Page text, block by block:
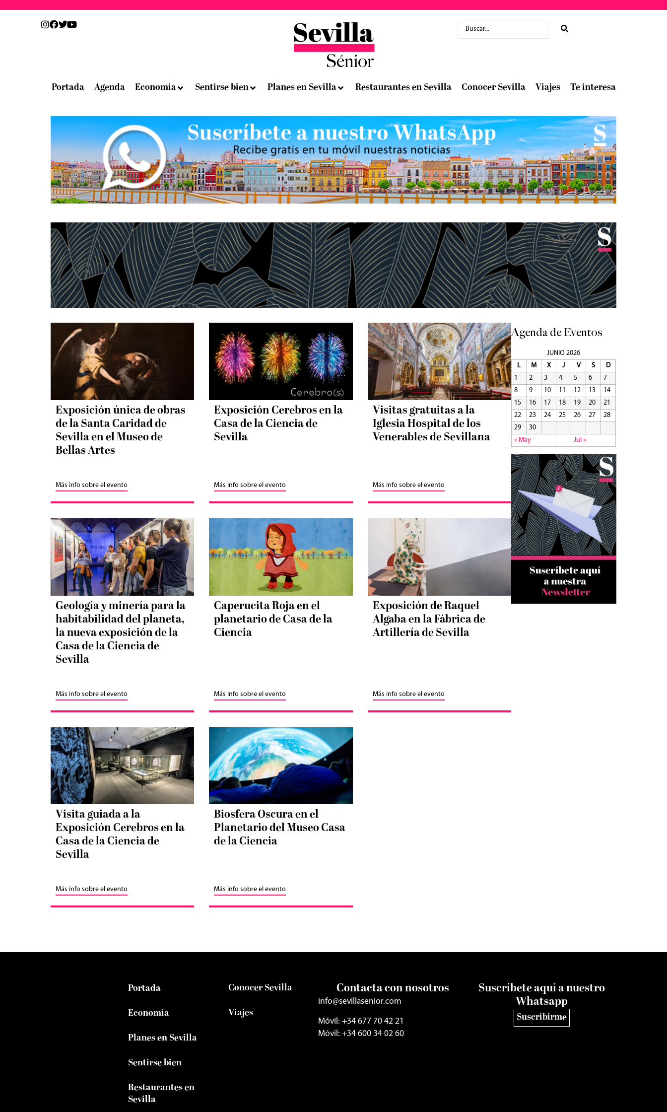
Portada Agenda Economía Sentirse bien Planes en Sevilla Restaurantes en Sevilla Conocer Sevilla Viajes Te interesa
Exposición única de obras
de la Santa Caridad de
Sevilla en el Museo de
Bellas Artes
Más info sobre el evento
Exposición Cerebros en la
Casa de la Ciencia de
Sevilla
Más info sobre el evento
Visitas gratuitas a la
Iglesia Hospital de los
Venerables de Sevillana
Más info sobre el evento
Geología y minería para la
habitabilidad del planeta,
la nueva exposición de la
Casa de la Ciencia de
Sevilla
Más info sobre el evento
Caperucita Roja en el
planetario de Casa de la
Ciencia
Más info sobre el evento
Exposición de Raquel
Algaba en la Fábrica de
Artillería de Sevilla
Más info sobre el evento
Visita guiada a la
Exposición Cerebros en la
Casa de la Ciencia de
Sevilla
Más info sobre el evento
Biosfera Oscura en el
Planetario del Museo Casa
de la Ciencia
Más info sobre el evento
Agenda de Eventos
JUNIO 2026
L
M X J V S
D
1
2 3 4 5 6
7
8
9 10 11 12 13
14
15
16 17 18 19 20
21
22
23 24 25 26 27
28
29
30
« May
Jul »
Portada
Economía
Planes en Sevilla
Sentirse bien
Restaurantes en
Sevilla
Conocer Sevilla
Viajes
Contacta con nosotros
info@sevillasenior.com
Móvil: +34 677 70 42 21
Móvil: +34 600 34 02 60
Suscríbete aquí a nuestro
Whatsapp
Suscribirme